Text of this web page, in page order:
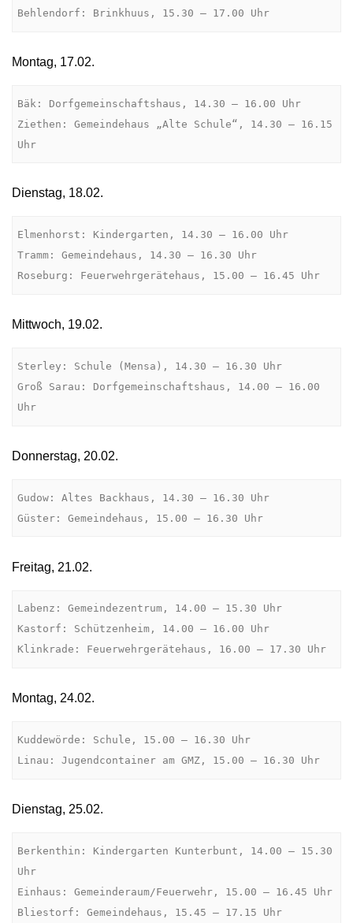
Behlendorf: Brinkhuus, 15.30 – 17.00 Uhr
Montag, 17.02.
Bäk: Dorfgemeinschaftshaus, 14.30 – 16.00 Uhr
Ziethen: Gemeindehaus „Alte Schule“, 14.30 – 16.15
Uhr
Dienstag, 18.02.
Elmenhorst: Kindergarten, 14.30 – 16.00 Uhr
Tramm: Gemeindehaus, 14.30 – 16.30 Uhr
Roseburg: Feuerwehrgerätehaus, 15.00 – 16.45 Uhr
Mittwoch, 19.02.
Sterley: Schule (Mensa), 14.30 – 16.30 Uhr
Groß Sarau: Dorfgemeinschaftshaus, 14.00 – 16.00
Uhr
Donnerstag, 20.02.
Gudow: Altes Backhaus, 14.30 – 16.30 Uhr
Güster: Gemeindehaus, 15.00 – 16.30 Uhr
Freitag, 21.02.
Labenz: Gemeindezentrum, 14.00 – 15.30 Uhr
Kastorf: Schützenheim, 14.00 – 16.00 Uhr
Klinkrade: Feuerwehrgerätehaus, 16.00 – 17.30 Uhr
Montag, 24.02.
Kuddewörde: Schule, 15.00 – 16.30 Uhr
Linau: Jugendcontainer am GMZ, 15.00 – 16.30 Uhr
Dienstag, 25.02.
Berkenthin: Kindergarten Kunterbunt, 14.00 – 15.30
Uhr
Einhaus: Gemeinderaum/Feuerwehr, 15.00 – 16.45 Uhr
Bliestorf: Gemeindehaus, 15.45 – 17.15 Uhr